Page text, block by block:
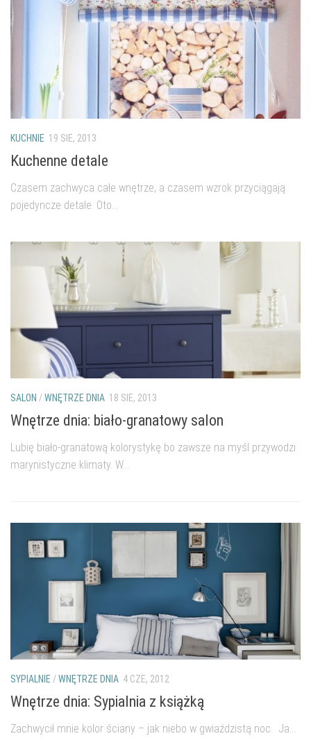
KUCHNIE 19 SIE, 2013
Kuchenne detale
Czasem zachwyca całe wnętrze, a czasem wzrok przyciągają
pojedyncze detale. Oto...
SALON /WNĘTRZE DNIA 18 SIE, 2013
Wnętrze dnia: biało-granatowy salon
Lubię biało-granatową kolorystykę bo zawsze na myśl przywodzi
marynistyczne klimaty. W...
SYPIALNIE /WNĘTRZE DNIA 4 CZE, 2012
Wnętrze dnia: Sypialnia z książką
Zachwycił mnie kolor ściany – jak niebo w gwiaździstą noc. Ja...